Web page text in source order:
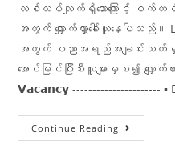
လစ်လပ်လျက်ရှိသောကြောင့် စက်တင်ဘ
အတွက် လျှောက်လွှာခေါ်ယူနေပါသည်။
အတွက် ပညာအရည်အချင်းသ
အောင်မြင်ပြီးစီးသူများမှစ၍ လျှ
𝗩𝗮𝗰𝗮𝗻𝗰𝘆 ---------------------- ▪️
Continue Reading